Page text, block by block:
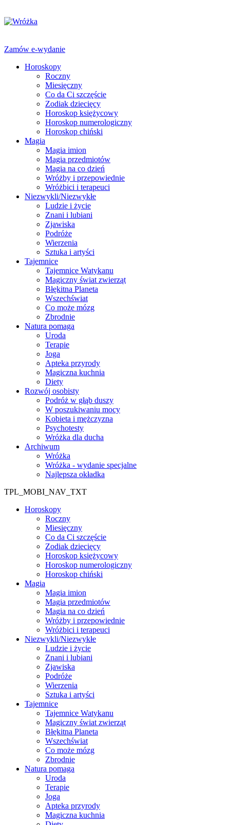
Zamów e-wydanie
Horoskopy
Roczny
Miesięczny
Co da Ci szczęście
Zodiak dziecięcy
Horoskop księżycowy
Horoskop numerologiczny
Horoskop chiński
Magia
Magia imion
Magia przedmiotów
Magia na co dzień
Wróżby i przepowiednie
Wróżbici i terapeuci
Niezwykli/Niezwykłe
Ludzie i życie
Znani i lubiani
Zjawiska
Podróże
Wierzenia
Sztuka i artyści
Tajemnice
Tajemnice Watykanu
Magiczny świat zwierząt
Błękitna Planeta
Wszechświat
Co może mózg
Zbrodnie
Natura pomaga
Uroda
Terapie
Joga
Apteka przyrody
Magiczna kuchnia
Diety
Rozwój osobisty
Podróż w głąb duszy
W poszukiwaniu mocy
Kobieta i mężczyzna
Psychotesty
Wróżka dla ducha
Archiwum
Wróżka
Wróżka - wydanie specjalne
Najlepsza okładka
TPL_MOBI_NAV_TXT
Horoskopy
Roczny
Miesięczny
Co da Ci szczęście
Zodiak dziecięcy
Horoskop księżycowy
Horoskop numerologiczny
Horoskop chiński
Magia
Magia imion
Magia przedmiotów
Magia na co dzień
Wróżby i przepowiednie
Wróżbici i terapeuci
Niezwykli/Niezwykłe
Ludzie i życie
Znani i lubiani
Zjawiska
Podróże
Wierzenia
Sztuka i artyści
Tajemnice
Tajemnice Watykanu
Magiczny świat zwierząt
Błękitna Planeta
Wszechświat
Co może mózg
Zbrodnie
Natura pomaga
Uroda
Terapie
Joga
Apteka przyrody
Magiczna kuchnia